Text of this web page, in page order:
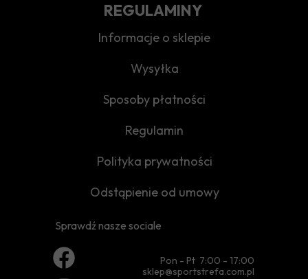
Pon - Pt 7:00 - 17:00
sklep@sportstrefa.com.pl
Sprawdź nasze sociale
REGULAMINY
Odstąpienie od umowy
Polityka prywatności
Regulamin
Sposoby płatności
Wysyłka
Informacje o sklepie